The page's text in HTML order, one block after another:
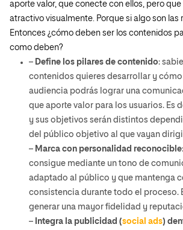
aporte valor, que conecte con ellos, pero
atractivo visualmente. Porque si algo son las
Entonces ¿cómo deben ser los contenidos
como deben?
– Define los pilares de contenido:
contenidos quieres desarrollar y cómo
audiencia podrás lograr una
que aporte valor para los usuarios. Es
y sus objetivos serán distintos
del público objetivo al que vayan
– Marca con personalidad reconocible
consigue mediante un tono de
adaptado al público y que mantenga
consistencia durante todo el proceso.
generar una mayor fidelidad y
– Integra la publicidad (social ads)